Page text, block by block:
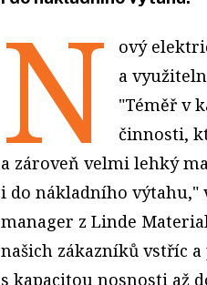
N
ový
a
"Téměř v
činnosti,
a zároveň velmi lehký
i do nákladního výtahu,"
manager z Linde
našich zákazníků vstříc
s kapacitou nosnosti až